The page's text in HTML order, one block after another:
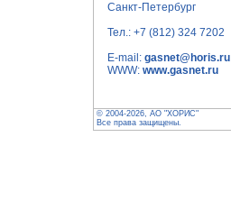
Санкт-Петербург
Тел.: +7 (812) 324 7202
E-mail: gasnet@horis.ru
WWW: www.gasnet.ru
© 2004-2026, АО "ХОРИС"
Все права защищены.